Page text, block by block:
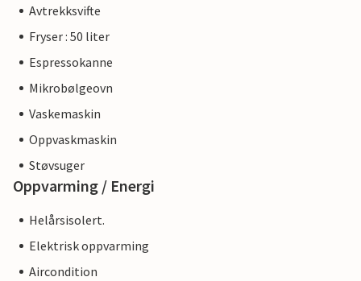
Avtrekksvifte
Fryser : 50 liter
Espressokanne
Mikrobølgeovn
Vaskemaskin
Oppvaskmaskin
Støvsuger
Oppvarming / Energi
Helårsisolert.
Elektrisk oppvarming
Aircondition